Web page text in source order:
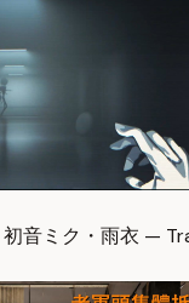
音ミク・雨衣 —